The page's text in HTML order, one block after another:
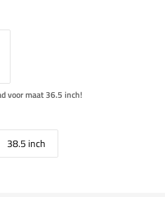
voor maat 36.5 inch!
38.5 inch